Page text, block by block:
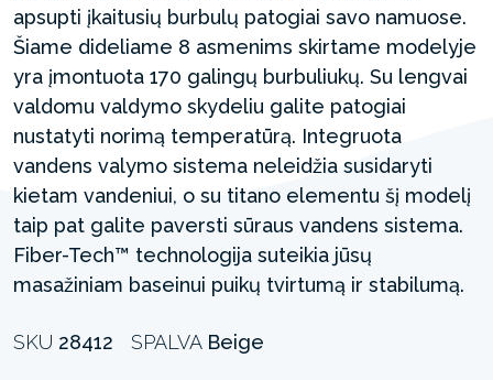
apsupti įkaitusių burbulų patogiai savo namuose.
Šiame dideliame 8 asmenims skirtame modelyje
yra įmontuota 170 galingų burbuliukų. Su lengvai
valdomu valdymo skydeliu galite patogiai
nustatyti norimą temperatūrą. Integruota
vandens valymo sistema neleidžia susidaryti
kietam vandeniui, o su titano elementu šį modelį
taip pat galite paversti sūraus vandens sistema.
Fiber-Tech™ technologija suteikia jūsų
masažiniam baseinui puikų tvirtumą ir stabilumą.
SKU 28412 SPALVA Beige